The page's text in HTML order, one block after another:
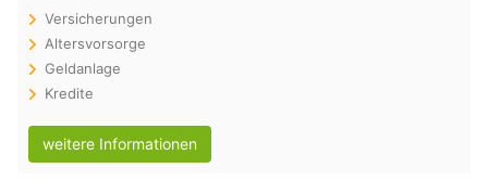
Versicherungen
Altersvorsorge
Geldanlage
Kredite
weitere Informationen